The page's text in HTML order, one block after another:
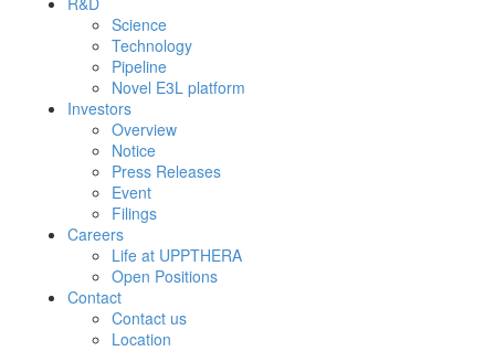
Science
Technology
Pipeline
Novel E3L platform
Investors
Overview
Notice
Press Releases
Event
Filings
Careers
Life at UPPTHERA
Open Positions
Contact
Contact us
Location